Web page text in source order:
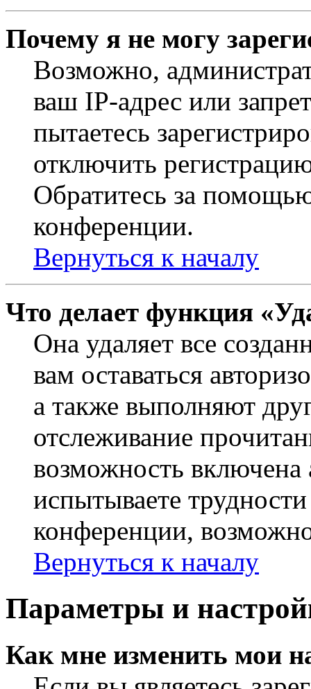
Почему я не могу
Возможно,
ваш IP-адрес или
пытаетесь
отключить
Обратитесь за
конференции.
Вернуться к началу
Что делает функция
Она удаляет все
вам оставаться
а также выполняют
отслеживание
возможность
испытываете
конференции,
Вернуться к началу
Параметры и
Как мне изменить мои